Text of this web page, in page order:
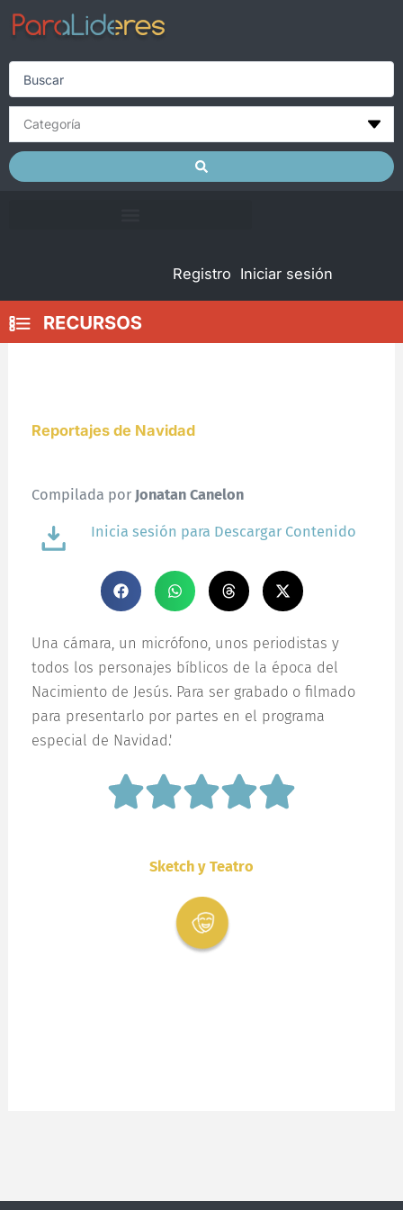
Skip
content
Search
Registro Iniciar sesión
Reportajes de Navidad
Compilada por Jonatan Canelon
Inicia sesión para Descargar Contenido
Una cámara, un micrófono, unos periodistas y
todos los personajes bíblicos de la época del
Nacimiento de Jesús. Para ser grabado o filmado
para presentarlo por partes en el programa
especial de Navidad.'
Sketch y Teatro